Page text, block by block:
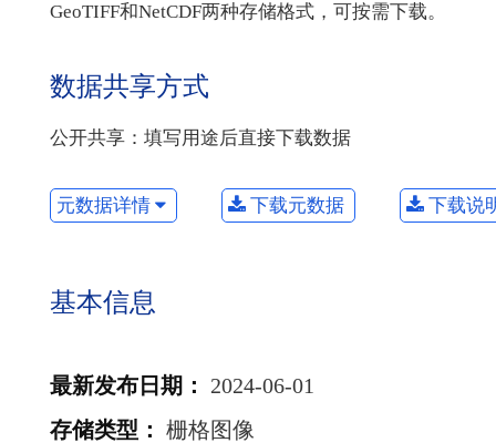
GeoTIFF和NetCDF两种存储格式，可按需下载。
数据共享方式
公开共享：填写用途后直接下载数据
元数据详情 下载元数据 下载说
基本信息
最新发布日期 ：
2024-06-01
存储类型 ： 栅格图像